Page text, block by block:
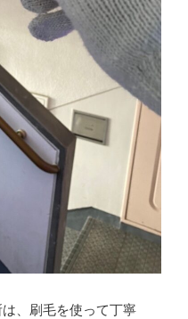
、刷毛を使って丁寧